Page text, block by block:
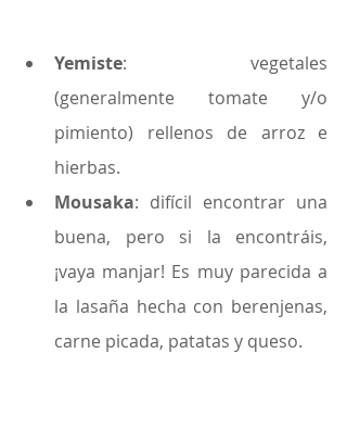
Yemiste: vegetales
(generalmente tomate y/o
pimiento) rellenos de arroz e
hierbas.
Mousaka: difícil encontrar una
buena, pero si la encontráis,
¡vaya manjar! Es muy parecida a
la lasaña hecha con berenjenas,
carne picada, patatas y queso.